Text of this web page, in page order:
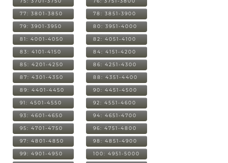
77: 3801-3850 78: 3851-3900
79: 3901-3950 80: 3951-4000
81: 4001-4050 82: 4051-4100
83: 4101-4150 84: 4151-4200
85: 4201-4250 86: 4251-4300
87: 4301-4350 88: 4351-4400
89: 4401-4450 90: 4451-4500
91: 4501-4550 92: 4551-4600
93: 4601-4650 94: 4651-4700
95: 4701-4750 96: 4751-4800
97: 4801-4850 98: 4851-4900
99: 4901-4950 100: 4951-5000